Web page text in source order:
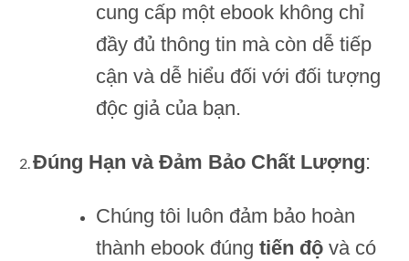
cung cấp một ebook không chỉ
đầy đủ thông tin mà còn dễ tiếp
cận và dễ hiểu đối với đối tượng
độc giả của bạn.
Đúng Hạn và Đảm Bảo Chất Lượng:
Chúng tôi luôn đảm bảo hoàn
thành ebook đúng tiến độvà có